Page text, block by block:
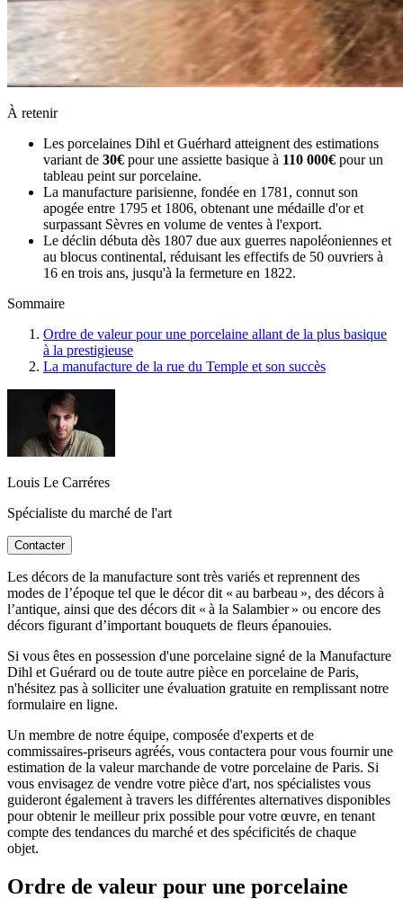
À retenir
Les porcelaines Dihl et Guérhard atteignent des estimations
variant de 30€ pour une assiette basique à 110 000€ pour un
tableau peint sur porcelaine.
La manufacture parisienne, fondée en 1781, connut son
apogée entre 1795 et 1806, obtenant une médaille d'or et
surpassant Sèvres en volume de ventes à l'export.
Le déclin débuta dès 1807 due aux guerres napoléoniennes et
au blocus continental, réduisant les effectifs de 50 ouvriers à
16 en trois ans, jusqu'à la fermeture en 1822.
Sommaire
Ordre de valeur pour une porcelaine allant de la plus basique
à la prestigieuse
La manufacture de la rue du Temple et son succès
Louis Le Carréres
Spécialiste du marché de l'art
Contacter
Les décors de la manufacture sont très variés et reprennent des
modes de l’époque tel que le décor dit « au barbeau », des décors à
l’antique, ainsi que des décors dit « à la Salambier » ou encore des
décors figurant d’important bouquets de fleurs épanouies.
Si vous êtes en possession d'une porcelaine signé de la Manufacture
Dihl et Guérard ou de toute autre pièce en porcelaine de Paris,
n'hésitez pas à solliciter une évaluation gratuite en remplissant notre
formulaire en ligne.
Un membre de notre équipe, composée d'experts et de
commissaires-priseurs agréés, vous contactera pour vous fournir une
estimation de la valeur marchande de votre porcelaine de Paris. Si
vous envisagez de vendre votre pièce d'art, nos spécialistes vous
guideront également à travers les différentes alternatives disponibles
pour obtenir le meilleur prix possible pour votre œuvre, en tenant
compte des tendances du marché et des spécificités de chaque
objet.
Ordre de valeur pour une porcelaine